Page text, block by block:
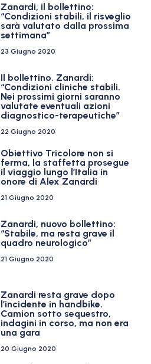
Zanardi, il bollettino:
“Condizioni stabili, il risveglio
sarà valutato dalla prossima
settimana”
23 Giugno 2020
Il bollettino. Zanardi:
“Condizioni cliniche stabili.
Nei prossimi giorni saranno
valutate eventuali azioni
diagnostico-terapeutiche”
22 Giugno 2020
Obiettivo Tricolore non si
ferma, la staffetta prosegue
il viaggio lungo l’Italia in
onore di Alex Zanardi
21 Giugno 2020
Zanardi, nuovo bollettino:
“Stabile, ma resta grave il
quadro neurologico”
21 Giugno 2020
Zanardi resta grave dopo
l’incidente in handbike.
Camion sotto sequestro,
indagini in corso, ma non era
una gara
20 Giugno 2020